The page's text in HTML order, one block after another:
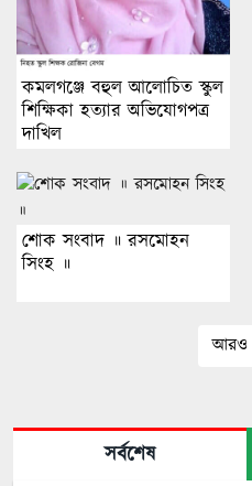
কমলগঞ্জে বহুল আলোচিত স্কুল
শিক্ষিকা হত্যার অভিযোগপত্র
দাখিল
শোক সংবাদ ॥ রসমোহন
সিংহ ॥
আরও
সর্বশেষ